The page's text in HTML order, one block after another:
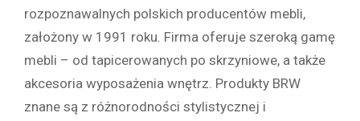
rozpoznawalnych polskich producentów mebli,
założony w 1991 roku. Firma oferuje szeroką gamę
mebli – od tapicerowanych po skrzyniowe, a także
akcesoria wyposażenia wnętrz. Produkty BRW
znane są z różnorodności stylistycznej i